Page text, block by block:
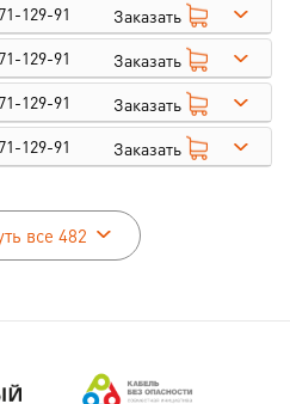
129-91
Заказать
129-91
Заказать
129-91
Заказать
129-91 Заказать
все 482